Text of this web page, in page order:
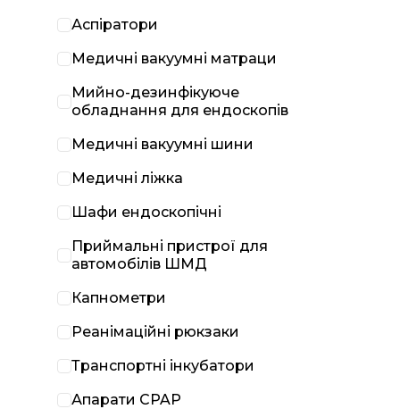
Аспіратори
Медичні вакуумні матраци
Мийно-дезинфікуюче
обладнання для ендоскопів
Медичні вакуумні шини
Медичні ліжка
Шафи ендоскопічні
Приймальні пристрої для
автомобілів ШМД
Капнометри
Реанімаційні рюкзаки
Транспортні інкубатори
Апарати CPAP